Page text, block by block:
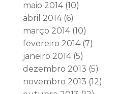
maio 2014(10)
abril 2014(6)
março 2014(10)
fevereiro 2014(7)
janeiro 2014(5)
dezembro 2013 (5)
novembro 2013 (12)